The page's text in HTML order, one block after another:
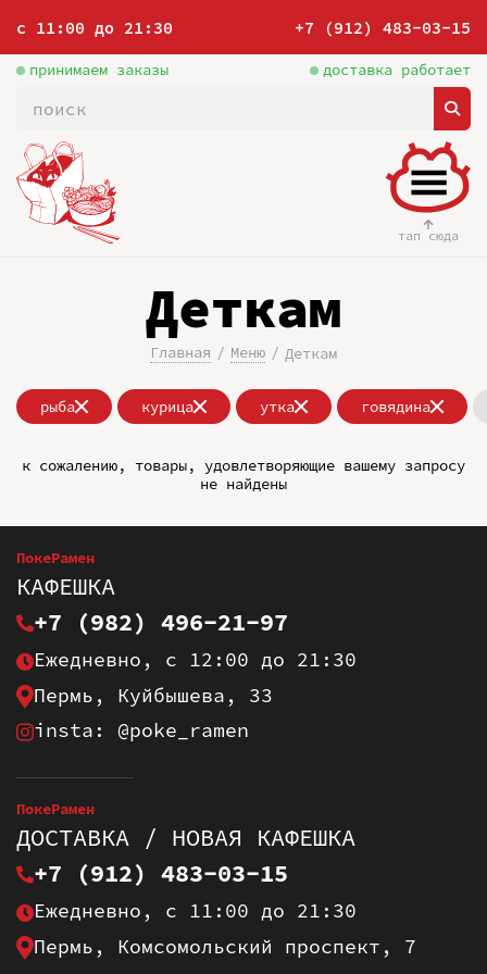
с 11:00 до 21:30 +7 (912) 483-03-15
принимаем заказы доставка работает
тап сюда
Деткам
Главная Меню Деткам
рыба курица утка говядина
к сожалению, товары, удовлетворяющие вашему запросу
не найдены
ПокеРамен
КАФЕШКА
+7 (982) 496-21-97
Ежедневно, с 12:00 до 21:30
Пермь, Куйбышева, 33
insta: @poke_ramen
ПокеРамен
ДОСТАВКА / НОВАЯ КАФЕШКА
+7 (912) 483-03-15
Ежедневно, с 11:00 до 21:30
Пермь, Комсомольский проспект, 7